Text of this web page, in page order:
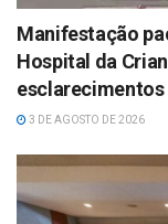
Manifestação
Hospital da
esclarecimentos
3 DE AGOSTO DE 2026